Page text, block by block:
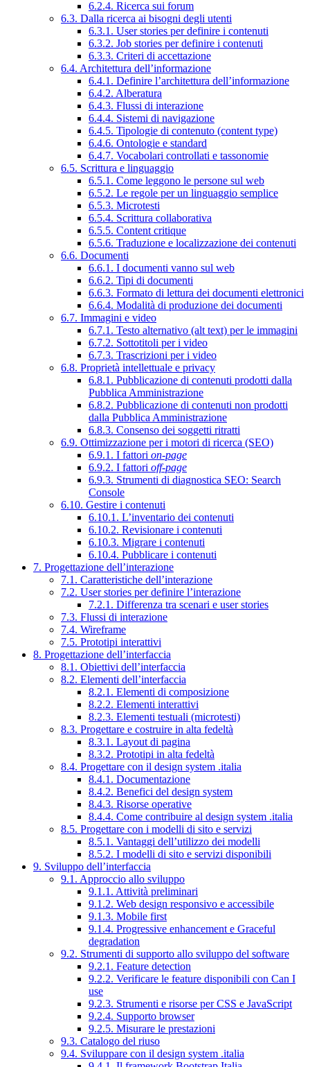
6.2.4. Ricerca sui forum
6.3. Dalla ricerca ai bisogni degli utenti
6.3.1. User stories per definire i contenuti
6.3.2. Job stories per definire i contenuti
6.3.3. Criteri di accettazione
6.4. Architettura dell’informazione
6.4.1. Definire l’architettura dell’informazione
6.4.2. Alberatura
6.4.3. Flussi di interazione
6.4.4. Sistemi di navigazione
6.4.5. Tipologie di contenuto (content type)
6.4.6. Ontologie e standard
6.4.7. Vocabolari controllati e tassonomie
6.5. Scrittura e linguaggio
6.5.1. Come leggono le persone sul web
6.5.2. Le regole per un linguaggio semplice
6.5.3. Microtesti
6.5.4. Scrittura collaborativa
6.5.5. Content critique
6.5.6. Traduzione e localizzazione dei contenuti
6.6. Documenti
6.6.1. I documenti vanno sul web
6.6.2. Tipi di documenti
6.6.3. Formato di lettura dei documenti elettronici
6.6.4. Modalità di produzione dei documenti
6.7. Immagini e video
6.7.1. Testo alternativo (alt text) per le immagini
6.7.2. Sottotitoli per i video
6.7.3. Trascrizioni per i video
6.8. Proprietà intellettuale e privacy
6.8.1. Pubblicazione di contenuti prodotti dalla
Pubblica Amministrazione
6.8.2. Pubblicazione di contenuti non prodotti
dalla Pubblica Amministrazione
6.8.3. Consenso dei soggetti ritratti
6.9. Ottimizzazione per i motori di ricerca (SEO)
6.9.1. I fattori on-page
6.9.2. I fattori off-page
6.9.3. Strumenti di diagnostica SEO: Search
Console
6.10. Gestire i contenuti
6.10.1. L’inventario dei contenuti
6.10.2. Revisionare i contenuti
6.10.3. Migrare i contenuti
6.10.4. Pubblicare i contenuti
7. Progettazione dell’interazione
7.1. Caratteristiche dell’interazione
7.2. User stories per definire l’interazione
7.2.1. Differenza tra scenari e user stories
7.3. Flussi di interazione
7.4. Wireframe
7.5. Prototipi interattivi
8. Progettazione dell’interfaccia
8.1. Obiettivi dell’interfaccia
8.2. Elementi dell’interfaccia
8.2.1. Elementi di composizione
8.2.2. Elementi interattivi
8.2.3. Elementi testuali (microtesti)
8.3. Progettare e costruire in alta fedeltà
8.3.1. Layout di pagina
8.3.2. Prototipi in alta fedeltà
8.4. Progettare con il design system .italia
8.4.1. Documentazione
8.4.2. Benefici del design system
8.4.3. Risorse operative
8.4.4. Come contribuire al design system .italia
8.5. Progettare con i modelli di sito e servizi
8.5.1. Vantaggi dell’utilizzo dei modelli
8.5.2. I modelli di sito e servizi disponibili
9. Sviluppo dell’interfaccia
9.1. Approccio allo sviluppo
9.1.1. Attività preliminari
9.1.2. Web design responsivo e accessibile
9.1.3. Mobile first
9.1.4. Progressive enhancement e Graceful
degradation
9.2. Strumenti di supporto allo sviluppo del software
9.2.1. Feature detection
9.2.2. Verificare le feature disponibili con Can I
use
9.2.3. Strumenti e risorse per CSS e JavaScript
9.2.4. Supporto browser
9.2.5. Misurare le prestazioni
9.3. Catalogo del riuso
9.4. Sviluppare con il design system .italia